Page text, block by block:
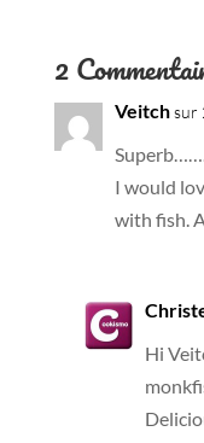
2
Veitchsur
I would
with fish.
Hi